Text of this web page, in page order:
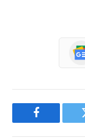
Facebook